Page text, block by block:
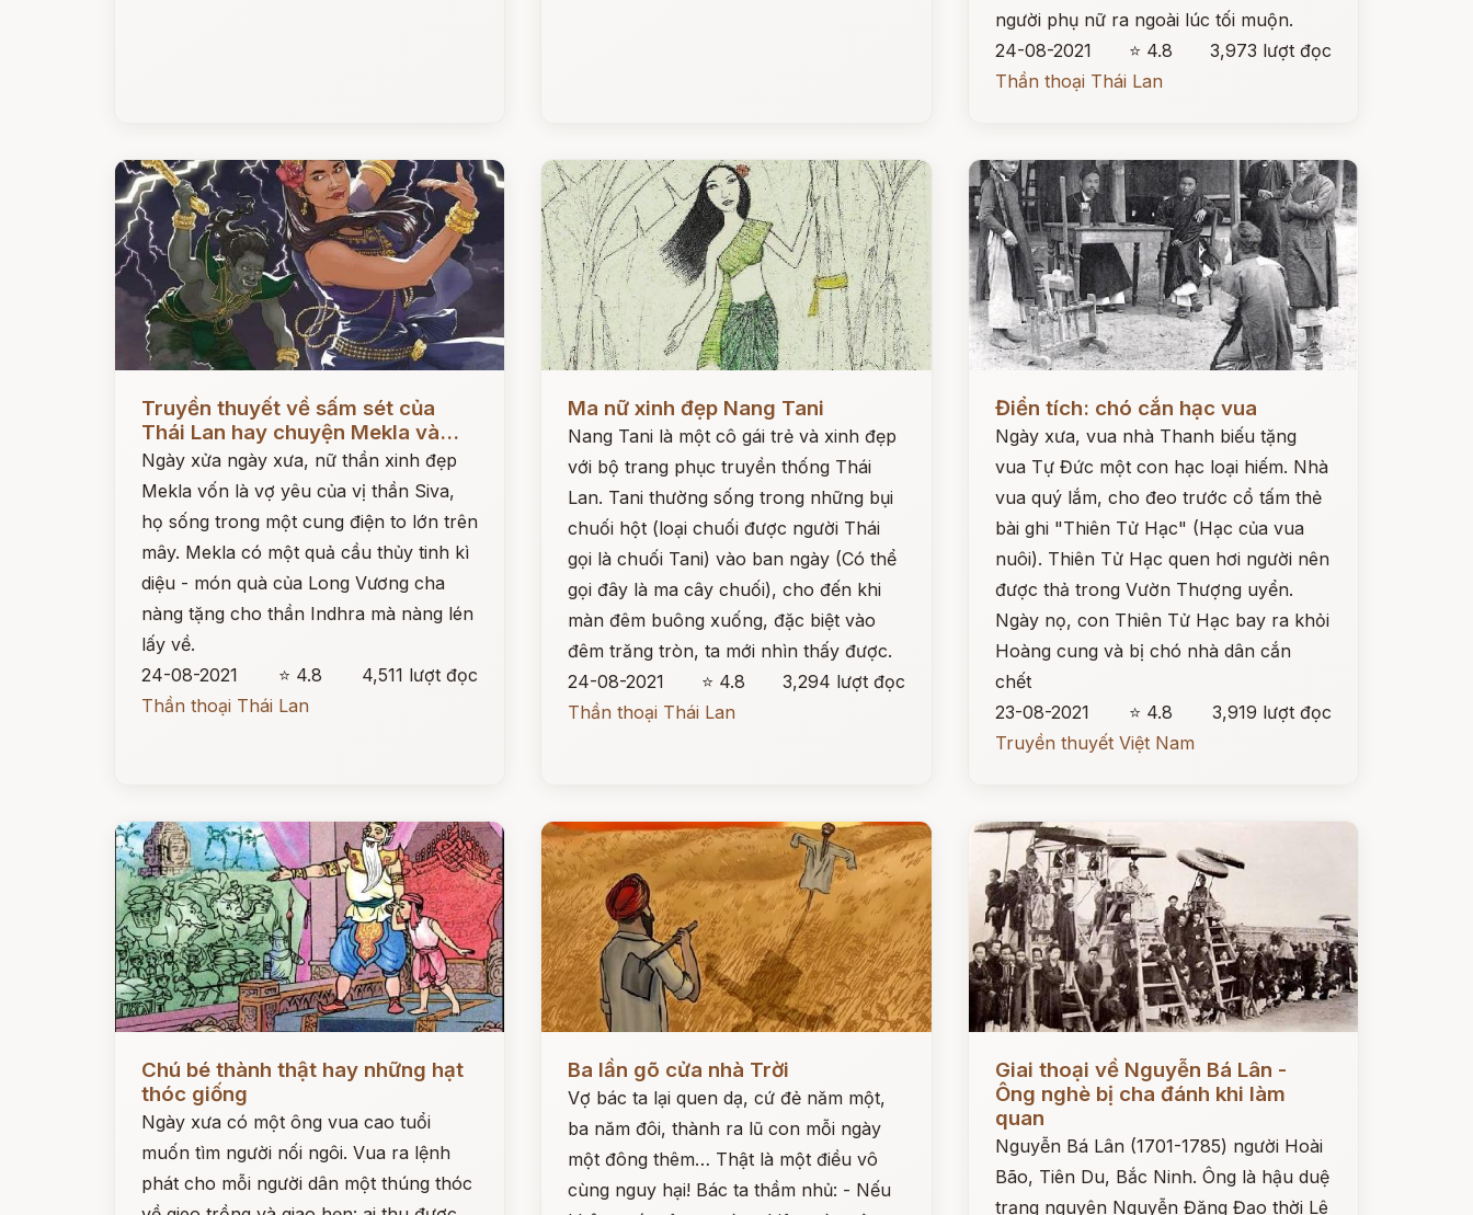
người phụ nữ ra ngoài lúc tối muộn.
24-08-2021
⭐ 4.8
3,973 lượt đọc
Thần thoại Thái Lan
Đọc ngay
Truyền thuyết về sấm sét của
Thái Lan hay chuyện Mekla và...
Ngày xửa ngày xưa, nữ thần xinh đẹp
Mekla vốn là vợ yêu của vị thần Siva,
họ sống trong một cung điện to lớn trên
mây. Mekla có một quả cầu thủy tinh kì
diệu - món quà của Long Vương cha
nàng tặng cho thần Indhra mà nàng lén
lấy về.
24-08-2021
⭐ 4.8
4,511 lượt đọc
Thần thoại Thái Lan
Ma nữ xinh đẹp Nang Tani
Nang Tani là một cô gái trẻ và xinh đẹp
với bộ trang phục truyền thống Thái
Lan. Tani thường sống trong những bụi
chuối hột (loại chuối được người Thái
gọi là chuối Tani) vào ban ngày (Có thể
gọi đây là ma cây chuối), cho đến khi
màn đêm buông xuống, đặc biệt vào
đêm trăng tròn, ta mới nhìn thấy được.
24-08-2021
⭐ 4.8
3,294 lượt đọc
Thần thoại Thái Lan
Đọc ngay
Điển tích: chó cắn hạc vua
Ngày xưa, vua nhà Thanh biếu tặng
vua Tự Đức một con hạc loại hiếm. Nhà
vua quý lắm, cho đeo trước cổ tấm thẻ
bài ghi "Thiên Tử Hạc" (Hạc của vua
nuôi). Thiên Tử Hạc quen hơi người nên
được thả trong Vườn Thượng uyển.
Ngày nọ, con Thiên Tử Hạc bay ra khỏi
Hoàng cung và bị chó nhà dân cắn
chết
23-08-2021
⭐ 4.8
3,919 lượt đọc
Truyền thuyết Việt Nam
Chú bé thành thật hay những hạt
thóc giống
Ngày xưa có một ông vua cao tuổi
muốn tìm người nối ngôi. Vua ra lệnh
phát cho mỗi người dân một thúng thóc
Đọc ngay
Ba lần gõ cửa nhà Trời
Vợ bác ta lại quen dạ, cứ đẻ năm một,
ba năm đôi, thành ra lũ con mỗi ngày
một đông thêm… Thật là một điều vô
cùng nguy hại! Bác ta thầm nhủ: - Nếu
Giai thoại về Nguyễn Bá Lân -
Ông nghè bị cha đánh khi làm
quan
Nguyễn Bá Lân (1701-1785) người Hoài
Bão, Tiên Du, Bắc Ninh. Ông là hậu duệ
trạng nguyên Nguyễn Đăng Đạo thời Lê